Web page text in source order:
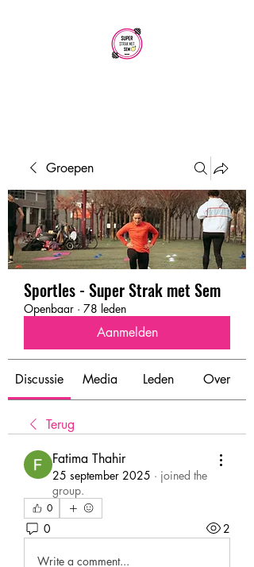
Groepen
Sportles - Super Strak met Sem
Openbaar · 78 leden
Aanmelden
Discussie Media Leden Over
Terug
Fatima Thahir
25 september 2025 · joined the
group.
0
0 2
Write a comment...